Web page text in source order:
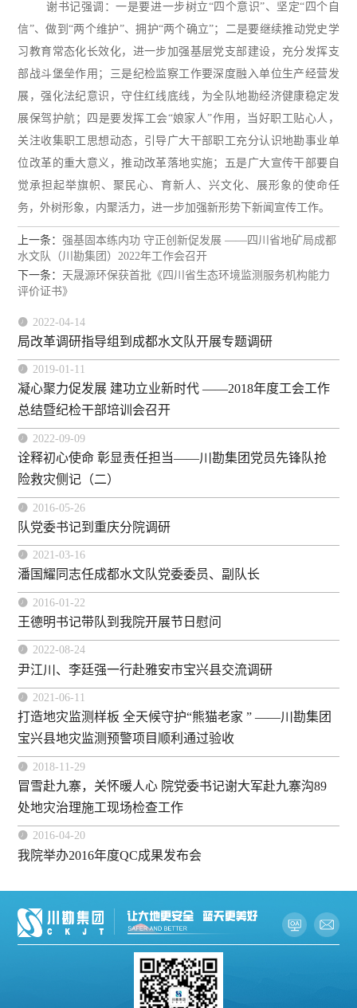
谢书记强调：一是要进一步树立“四个意识”、坚定“四个自
信”、做到“两个维护”、拥护“两个确立”；二是要继续推动党史学
习教育常态化长效化， 进一步加强基层党支部建设，充分发挥支
部战斗堡垒作用；三是纪检监察工作要深度融入单位生产经营发
展，强化法纪意识，守住红线底线，为全队地勘经济健康稳定发
展保驾护航；四是要发挥工会“娘家人”作用，当好职工贴心人，
关注收集职工思想动态，引导广大干部职工充分认识地勘事业单
位改革的重大意义，推动改革落地实施；五是广大宣传干部要自
觉承担起举旗帜、聚民心、育新人、兴文化、展形象的使命任
务，外树形象，内聚活力，进一步加强新形势下新闻宣传工作。
上一条：强基固本练内功 守正创新促发展 ——四川省地矿局成都
水文队（川勘集团）2022年工作会召开
下一条： 天晟源环保获首批《四川省生态环境监测服务机构能力
评价证书》
 2022-04-14
局改革调研指导组到成都水文队开展专题调研
 2019-01-11
凝心聚力促发展 建功立业新时代 ——2018年度工会工作
总结暨纪检干部培训会召开
 2022-09-09
诠释初心使命 彰显责任担当——川勘集团党员先锋队抢
险救灾侧记（二）
 2016-05-26
队党委书记到重庆分院调研
 2021-03-16
潘国耀同志任成都水文队党委委员、副队长
 2016-01-22
王德明书记带队到我院开展节日慰问
 2022-08-24
尹江川、李廷强一行赴雅安市宝兴县交流调研
 2021-06-11
打造地灾监测样板 全天候守护“熊猫老家 ” ——川勘集团
宝兴县地灾监测预警项目顺利通过验收
 2018-11-29
冒雪赴九寨，关怀暖人心 院党委书记谢大军赴九寨沟89
处地灾治理施工现场检查工作
 2016-04-20
我院举办2016年度QC成果发布会